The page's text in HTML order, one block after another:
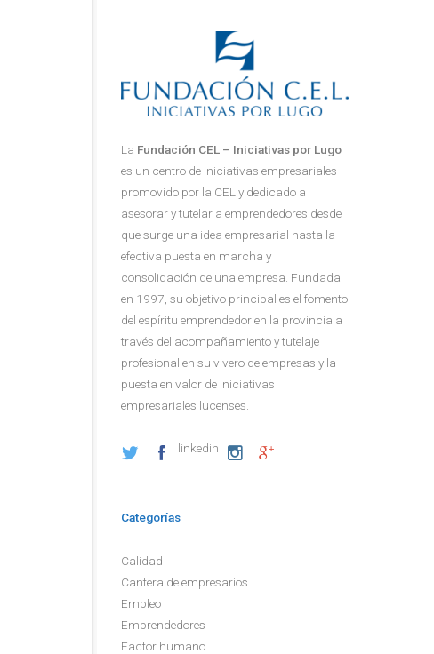
La Fundación CEL – Iniciativas por Lugo
es un centro de iniciativas empresariales
promovido por la CEL y dedicado a
asesorar y tutelar a emprendedores desde
que surge una idea empresarial hasta la
efectiva puesta en marcha y
consolidación de una empresa. Fundada
en 1997, su objetivo principal es el fomento
del espíritu emprendedor en la provincia a
través del acompañamiento y tutelaje
profesional en su vivero de empresas y la
puesta en valor de iniciativas
empresariales lucenses.
linkedin
Categorías
Calidad
Cantera de empresarios
Empleo
Emprendedores
Factor humano